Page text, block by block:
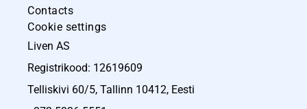
Contacts
Cookie settings
Liven AS
Registrikood: 12619609
Telliskivi 60/5, Tallinn 10412, Eesti